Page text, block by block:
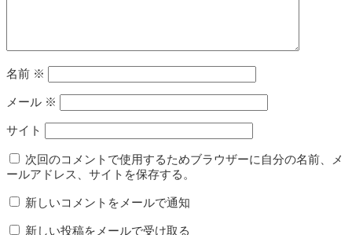
名前 ※
メール ※
サイト
次回のコメントで使用するためブラウザーに自分の名前、メ
ールアドレス、サイトを保存する。
新しいコメントをメールで通知
新しい投稿をメールで受け取る